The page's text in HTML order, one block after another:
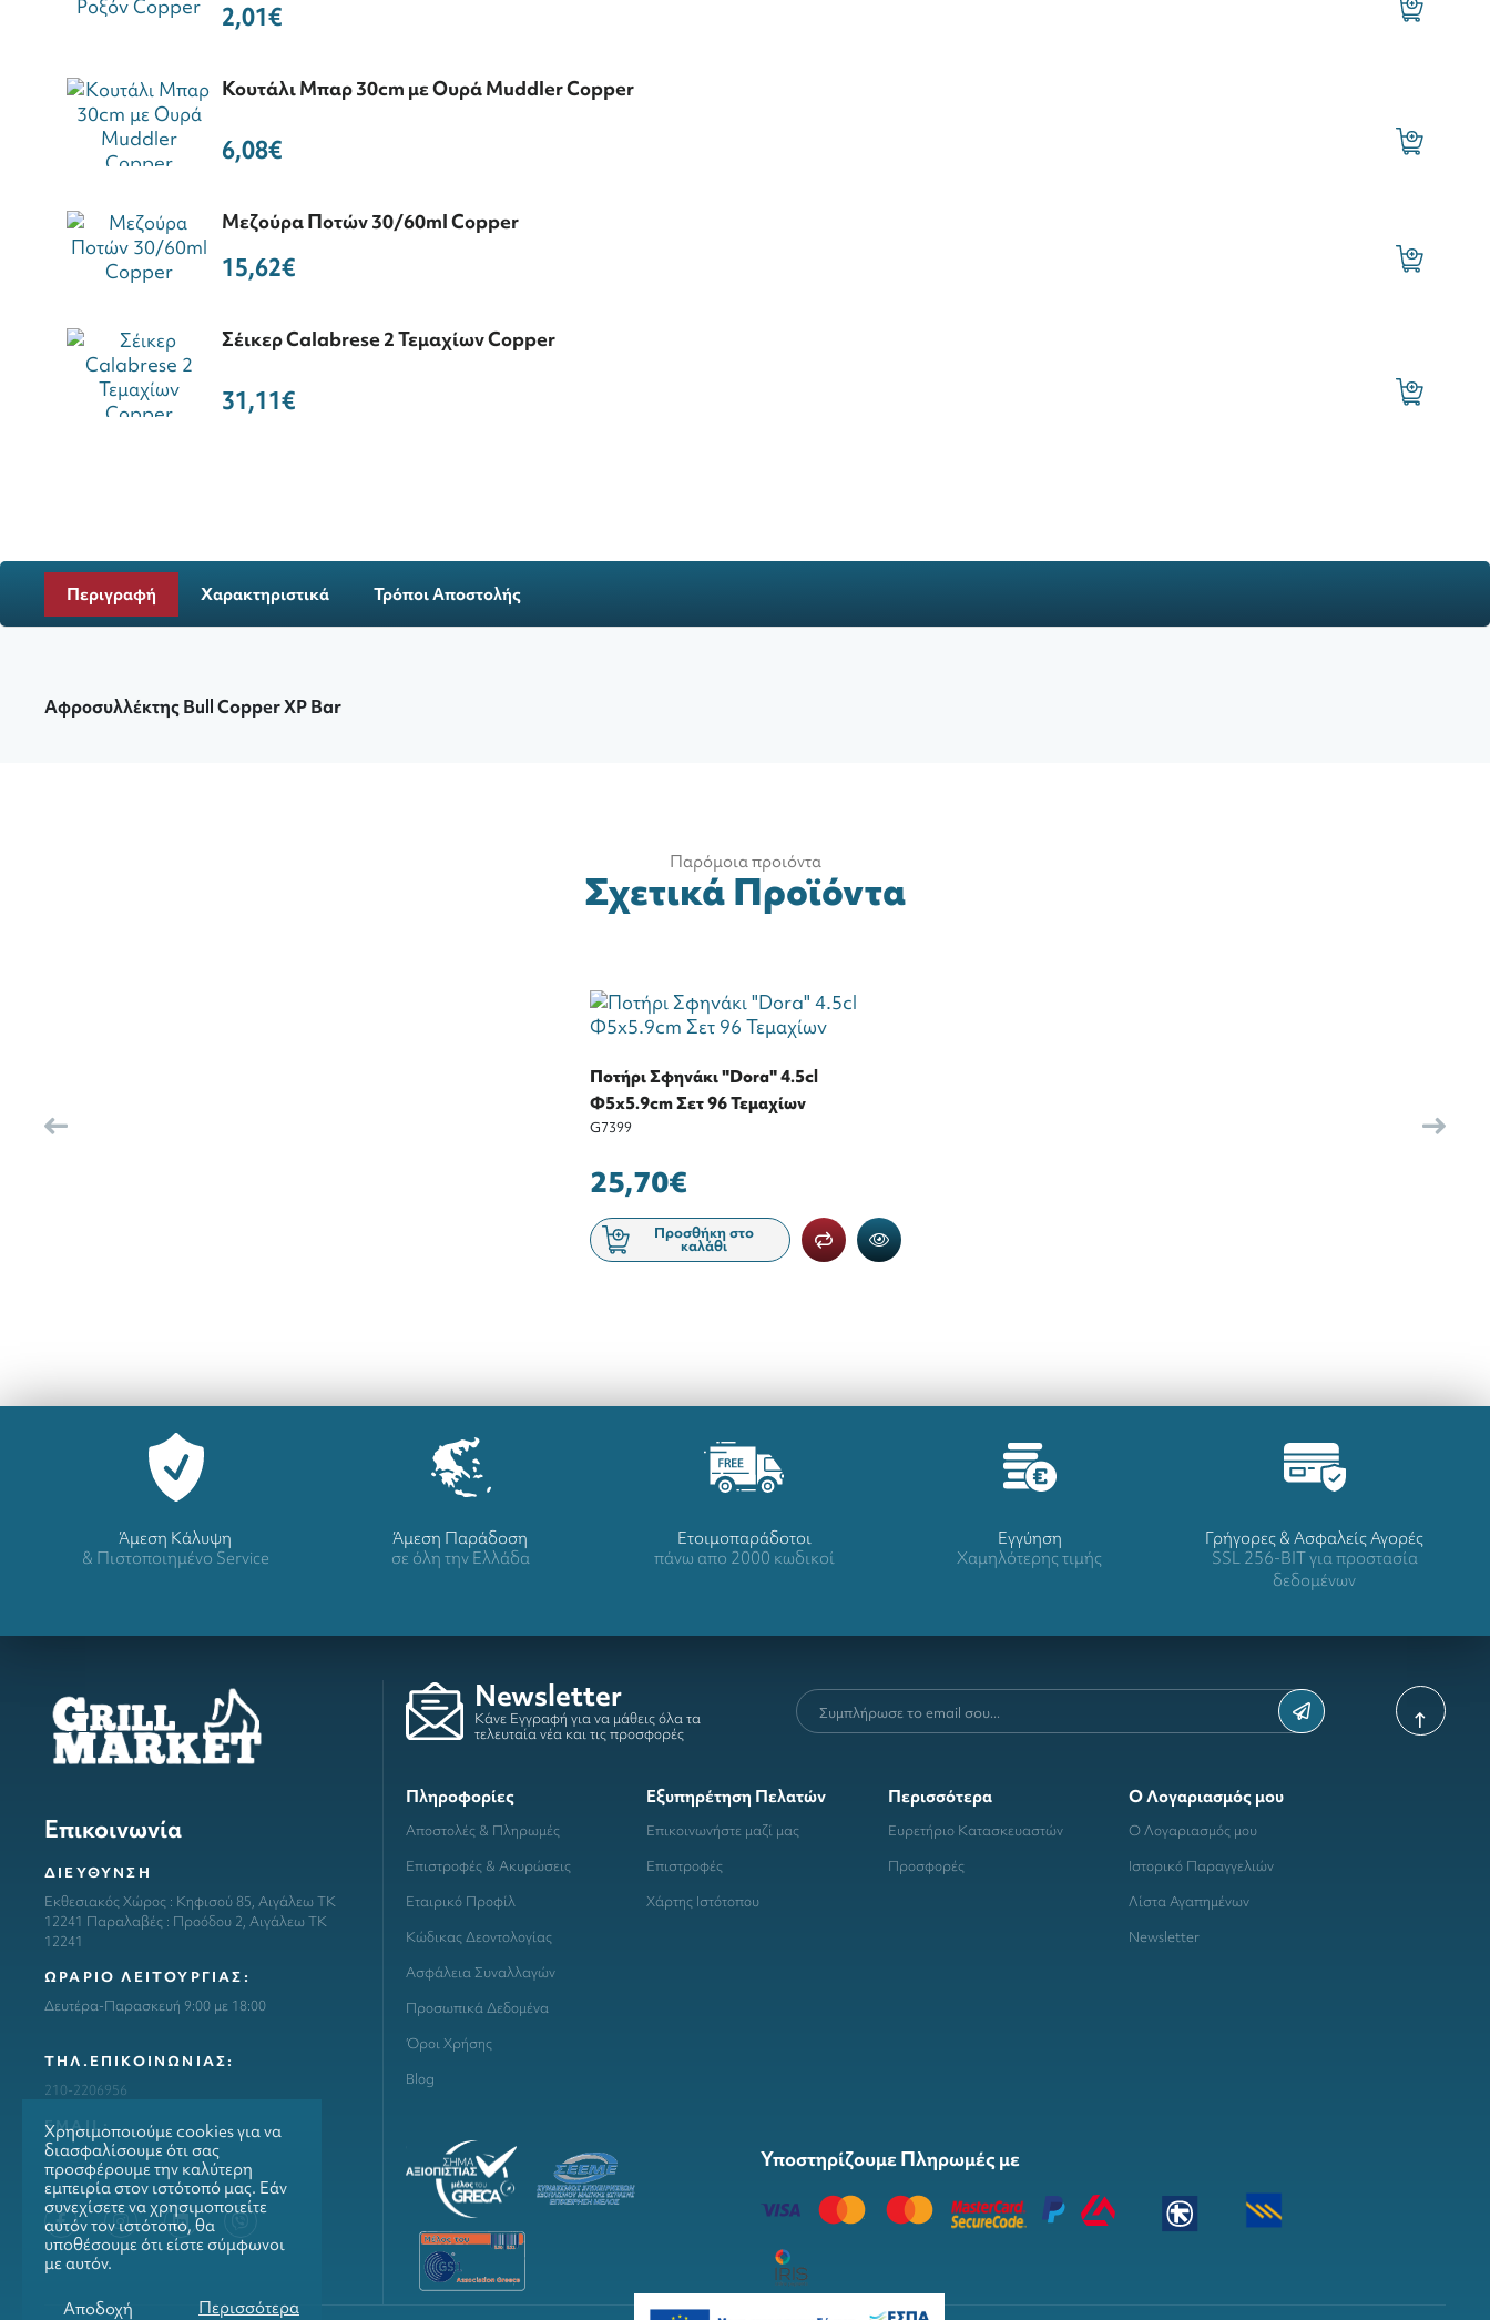
2,01€
Κουτάλι Μπαρ 30cm με Ουρά Muddler Copper
6,08€
Μεζούρα Ποτών 30/60ml Copper
15,62€
Σέικερ Calabrese 2 Τεμαχίων Copper
31,11€
Περιγραφή Χαρακτηριστικά Τρόποι Αποστολής
Αφροσυλλέκτης Bull Copper XP Bar
Παρόμοια προιόντα
Σχετικά Προϊόντα
Ποτήρι Σφηνάκι "Dora" 4.5cl
Φ5x5.9cm Σετ 96 Τεμαχίων
G7399
25,70€
Προσθήκη στο
καλάθι
Άμεση Κάλυψη
& Πιστοποιημένο Service
Άμεση Παράδοση
σε όλη την Ελλάδα
Ετοιμοπαράδοτοι
πάνω απο 2000 κωδικοί
Eγγύηση
Χαμηλότερης τιμής
Γρήγορες & Ασφαλείς Αγορές
SSL 256-BIT για προστασία
δεδομένων
Επικοινωνία
ΔΙΕΥΘΥΝΣΗ
Εκθεσιακός Χώρος : Κηφισού 85, Αιγάλεω ΤΚ
12241 Παραλαβές : Προόδου 2, Αιγάλεω ΤΚ
12241
ΩΡΑΡΙΟ ΛΕΙΤΟΥΡΓΙΑΣ:
Δευτέρα-Παρασκευή 9:00 με 18:00
ΤΗΛ.ΕΠΙΚΟΙΝΩΝΙΑΣ:
210-2206956
ΕΜΑΙL:
info@grillmarket.gr
Newsletter
Κάνε Εγγραφή για να μάθεις όλα τα
τελευταία νέα και τις προσφορές
Πληροφορίες
Αποστολές & Πληρωμές
Επιστροφές & Ακυρώσεις
Εταιρικό Προφίλ
Κώδικας Δεοντολογίας
Ασφάλεια Συναλλαγών
Προσωπικά Δεδομένα
Όροι Χρήσης
Blog
Εξυπηρέτηση Πελατών
Επικοινωνήστε μαζί μας
Επιστροφές
Χάρτης Ιστότοπου
Περισσότερα
Ευρετήριο Κατασκευαστών
Προσφορές
Ο Λογαριασμός μου
Ο Λογαριασμός μου
Ιστορικό Παραγγελιών
Λίστα Αγαπημένων
Newsletter
Υποστηρίζουμε Πληρωμές με
Χρησιμοποιούμε cookies για να
διασφαλίσουμε ότι σας
προσφέρουμε την καλύτερη
εμπειρία στον ιστότοπό μας. Εάν
συνεχίσετε να χρησιμοποιείτε
αυτόν τον ιστότοπο, θα
υποθέσουμε ότι είστε σύμφωνοι
με αυτόν.
Αποδοχή
Περισσότερα